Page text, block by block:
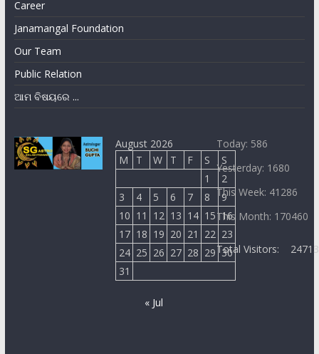
Career
Janamangal Foundation
Our Team
Public Relation
ଆମ ବିଷୟରେ ...
August 2026
M
T W T F S
S
1
2
3
4 5 6 7 8
9
10 11 12 13 14 15 16
17 18 19 20 21 22 23
24 25 26 27 28 29 30
31
« Jul
Today: 586
Yesterday: 1680
This Week: 41286
This Month: 170460
Total Visitors: